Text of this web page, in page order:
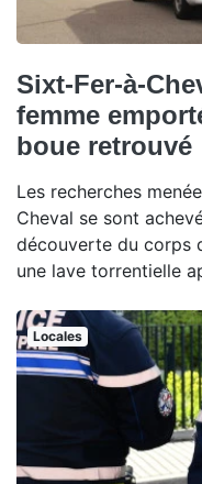
Sixt-Fer-à-
femme
boue retrouvé
Les recherches
Cheval se sont
découverte du corps
une lave torrentielle
Locales